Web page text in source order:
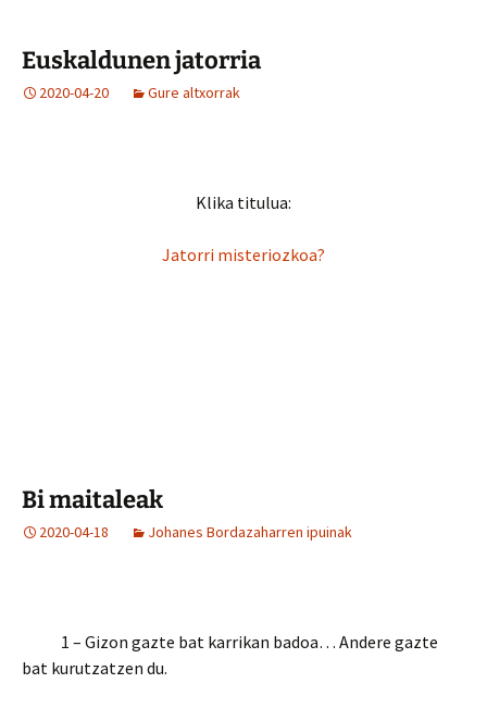
Euskaldunen jatorria
2020-04-20 Gure altxorrak
Klika titulua:
Jatorri misteriozkoa?
Bi maitaleak
2020-04-18 Johanes Bordazaharren ipuinak
1 – Gizon gazte bat karrikan badoa… Andere gazte
bat kurutzatzen du.